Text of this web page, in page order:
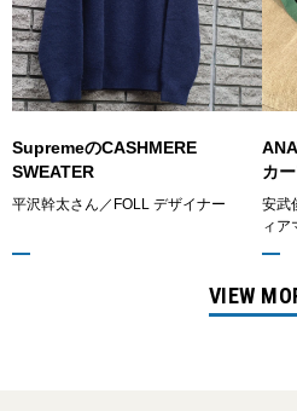
SupremeのCASHMERE
SWEATER
平沢幹太さん／FOLL デザイナー
カ
安武
ィア
VIEW